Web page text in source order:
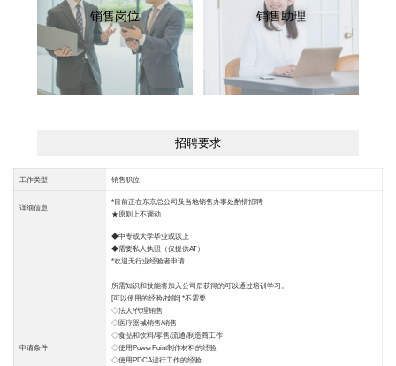
销售岗位 销售助理
招聘要求
工作类型 销售职位
详细信息
*目前正在东京总公司及当地销售办事处酌情招聘
★原则上不调动
申请条件
◆中专或大学毕业或以上
◆需要私人执照（仅提供AT）
*欢迎无行业经验者申请
所需知识和技能将加入公司后获得的可以通过培训学习。
[可以使用的经验/技能] *不需要
◇法人/代理销售
◇医疗器械销售/销售
◇食品和饮料/零售/流通/制造商工作
◇使用PowerPoint制作材料的经验
◇使用PDCA进行工作的经验